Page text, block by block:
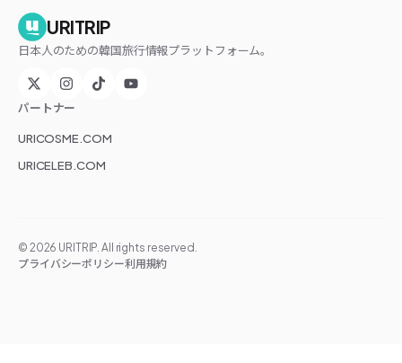
URITRIP
日本人のための韓国旅行情報プラットフォーム。
パートナー
URICOSME.COM
URICELEB.COM
© 2026 URITRIP. All rights reserved.
プライバシーポリシー利用規約